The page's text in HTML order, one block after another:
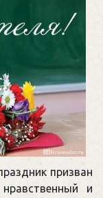
призван
и